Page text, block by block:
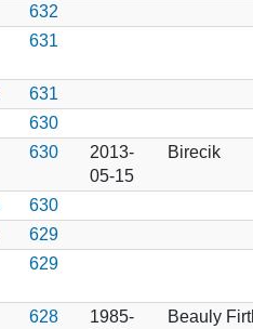
632
631
631
630
630
2013-
05-15
Birecik
630
629
629
628
1985-
Beauly